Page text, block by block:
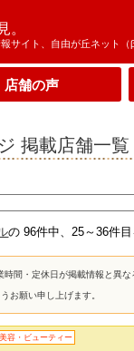
。
サイト、自由が丘ネット（
店舗の声
掲載店舗一覧
の 96件中、25～36件
間・定休日が掲載情報と異
お願い申し上げます。
美容・ビューティー